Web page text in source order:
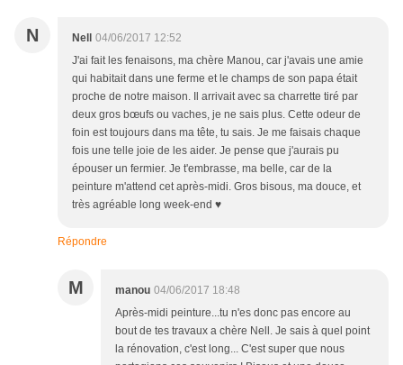
N Nell
04/06/2017 12:52
J'ai fait les fenaisons, ma chère Manou, car j'avais une amie
qui habitait dans une ferme et le champs de son papa était
proche de notre maison. Il arrivait avec sa charrette tiré par
deux gros bœufs ou vaches, je ne sais plus. Cette odeur de
foin est toujours dans ma tête, tu sais. Je me faisais chaque
fois une telle joie de les aider. Je pense que j'aurais pu
épouser un fermier. Je t'embrasse, ma belle, car de la
peinture m'attend cet après-midi. Gros bisous, ma douce, et
très agréable long week-end ♥
Répondre
M manou 04/06/2017 18:48
Après-midi peinture...tu n'es donc pas encore au
bout de tes travaux a chère Nell. Je sais à quel point
la rénovation, c'est long... C'est super que nous